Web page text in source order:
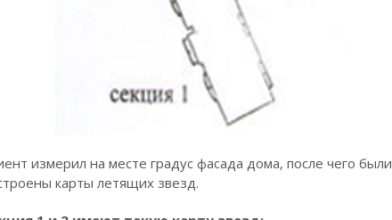
измерил на месте градус фасада дома, после чего были
карты летящих звезд.